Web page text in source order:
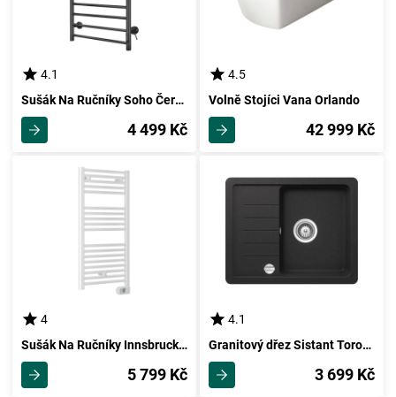
4.1
Sušák Na Ručníky Soho Černý
4 499 Kč
4.5
Volně Stojíci Vana Orlando
42 999 Kč
4
Sušák Na Ručníky Innsbruck I350 S Termostatem
5 799 Kč
4.1
Granitový dřez Sistant Toronto 100
3 699 Kč